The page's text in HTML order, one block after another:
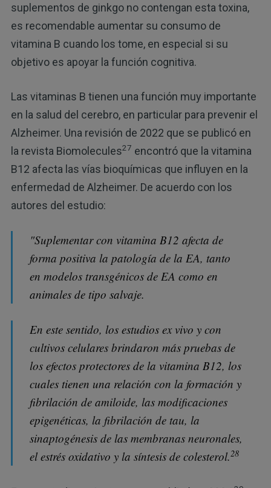
suplementos de ginkgo no contengan esta toxina,
es recomendable aumentar su consumo de
vitamina B cuando los tome, en especial si su
objetivo es apoyar la función cognitiva.
Las vitaminas B tienen una función muy importante
en la salud del cerebro, en particular para prevenir el
Alzheimer. Una revisión de 2022 que se publicó en
la revista Biomolecules27 encontró que la vitamina
B12 afecta las vías bioquímicas que influyen en la
enfermedad de Alzheimer. De acuerdo con los
autores del estudio:
"Suplementar con vitamina B12 afecta de
forma positiva la patología de la EA, tanto
en modelos transgénicos de EA como en
animales de tipo salvaje.
En este sentido, los estudios ex vivo y con
cultivos celulares brindaron más pruebas de
los efectos protectores de la vitamina B12, los
cuales tienen una relación con la formación y
fibrilación de amiloide, las modificaciones
epigenéticas, la fibrilación de tau, la
sinaptogénesis de las membranas neuronales,
el estrés oxidativo y la síntesis de colesterol.28